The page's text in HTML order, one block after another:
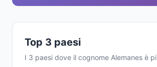
Top 3 paesi
I 3 paesi dove il cognome Alemanes è